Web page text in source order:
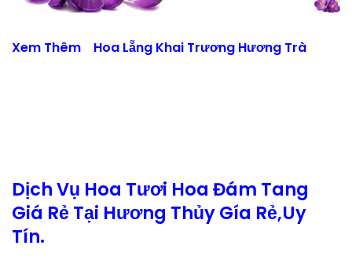
Xem Thêm Hoa Lẵng Khai Trương Hương Trà
Dịch Vụ Hoa Tươi Hoa Đám Tang
Giá Rẻ Tại Hương Thủy Gía Rẻ,Uy
Tín.